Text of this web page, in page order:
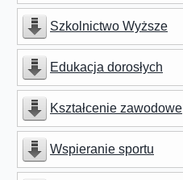
Szkolnictwo Wyższe
Edukacja dorosłych
Kształcenie zawodowe
Wspieranie sportu